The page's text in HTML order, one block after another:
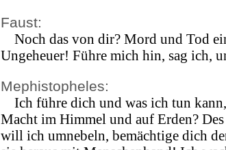
Faust:
Noch das von dir? Mord und Tod
Ungeheuer! Führe mich hin, sag ich,
Mephistopheles:
Ich führe dich und was ich tun
Macht im Himmel und auf Erden?
will ich umnebeln, bemächtige dich